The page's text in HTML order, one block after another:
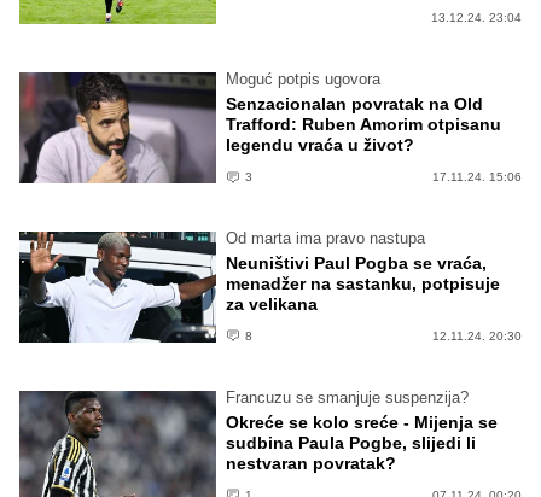
13.12.24. 23:04
Moguć potpis ugovora
Senzacionalan povratak na Old
Trafford: Ruben Amorim otpisanu
legendu vraća u život?
3 17.11.24. 15:06
Od marta ima pravo nastupa
Neuništivi Paul Pogba se vraća,
menadžer na sastanku, potpisuje
za velikana
8 12.11.24. 20:30
Francuzu se smanjuje suspenzija?
Okreće se kolo sreće - Mijenja se
sudbina Paula Pogbe, slijedi li
nestvaran povratak?